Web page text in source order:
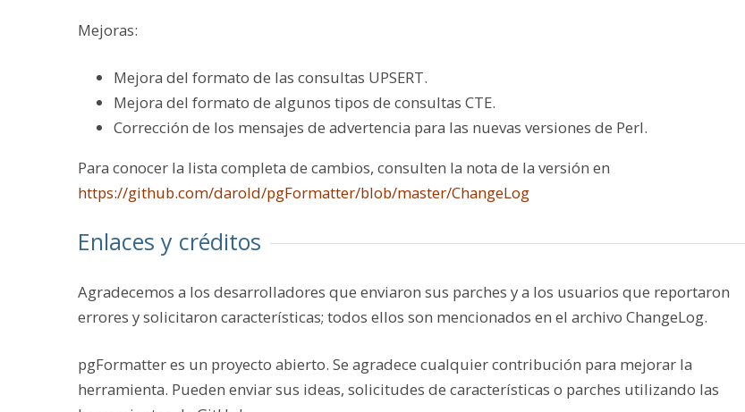
Mejoras:
Mejora del formato de las consultas UPSERT.
Mejora del formato de algunos tipos de consultas CTE.
Corrección de los mensajes de advertencia para las nuevas versiones de Perl.
Para conocer la lista completa de cambios, consulten la nota de la versión en
https://github.com/darold/pgFormatter/blob/master/ChangeLog
Enlaces y créditos
Agradecemos a los desarrolladores que enviaron sus parches y a los usuarios que reportaron
errores y solicitaron características; todos ellos son mencionados en el archivo ChangeLog.
pgFormatter es un proyecto abierto. Se agradece cualquier contribución para mejorar la
herramienta. Pueden enviar sus ideas, solicitudes de características o parches utilizando las